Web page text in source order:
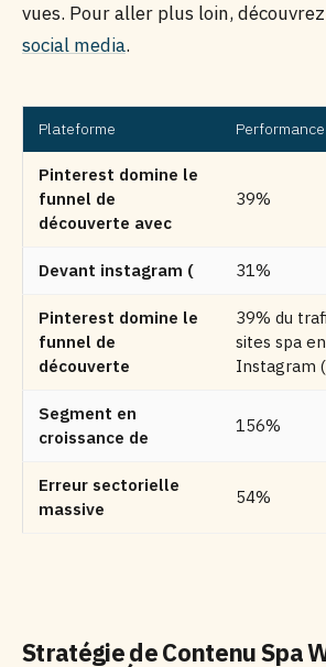
vues. Pour aller plus loin,
social media.
Plateforme Performance
Pinterest domine le
funnel de
découverte avec
39%
Devant instagram ( 31%
Pinterest domine le
funnel de
découverte
39% du
sites spa
Instagram
Segment en
croissance de
156%
Erreur sectorielle
massive
54%
Stratégie de Contenu Spa